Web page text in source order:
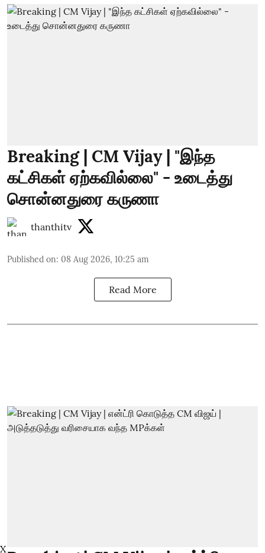
Breaking | CM Vijay | "இந்த
கட்சிகள் ஏற்கவில்லை" - உடைத்து
சொன்னதுரை கருணா
thanthitv
Published on: 08 Aug 2026, 10:25 am
Read More
X